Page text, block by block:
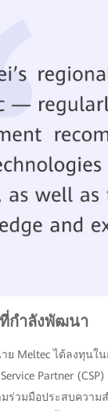
กำลังพัฒนา
Meltec ได้ลงทุนใ
Partner
มร่วมมือประสบความ